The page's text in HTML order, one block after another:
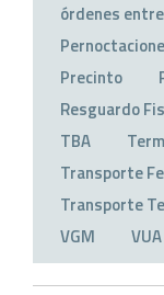
órdenes
Precinto
Resguardo
TBA
Transporte
Transporte
VGM
VUA